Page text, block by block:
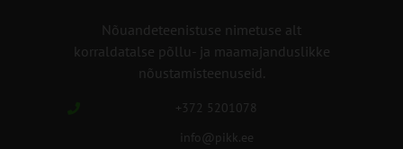
Nõuandeteenistuse nimetuse alt
korraldatalse põllu- ja maamajanduslikke
nõustamisteenuseid.
+372 5201078
info@pikk.ee